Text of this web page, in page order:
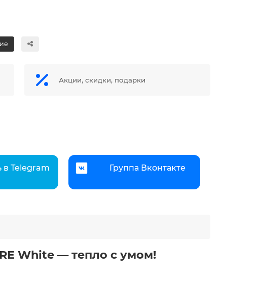
Акции, скидки, подарки
в Telegram Группа Вконтакте
White — тепло с умом!